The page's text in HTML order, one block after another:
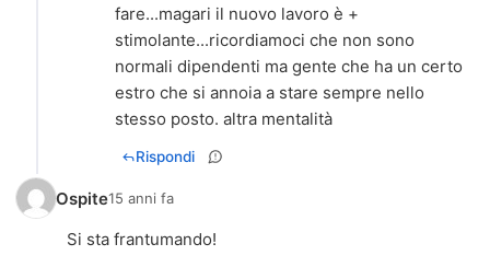
fare...magari il nuovo lavoro è +
stimolante...ricordiamoci che non sono
normali dipendenti ma gente che ha un certo
estro che si annoia a stare sempre nello
stesso posto. altra mentalità
Rispondi
Ospite15 anni fa
Si sta frantumando!